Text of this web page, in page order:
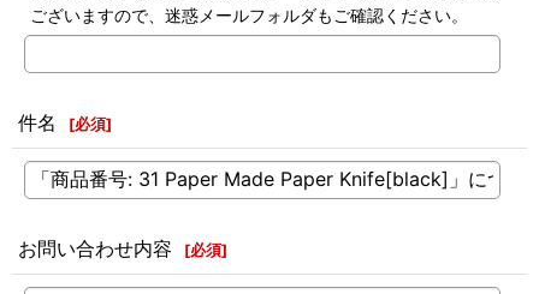
ございますので、迷惑メールフォルダもご確認ください。
件名 [必須]
お問い合わせ内容 [必須]